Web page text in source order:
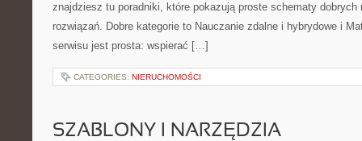
znajdziesz tu poradniki, które pokazują proste schematy dobrych
rozwiązań. Dobre kategorie to Nauczanie zdalne i hybrydowe i
serwisu jest prosta: wspierać […]
CATEGORIES: NIERUCHOMOŚCI
SZABLONY I NARZĘDZIA